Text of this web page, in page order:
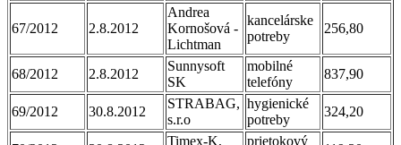
67/2012 2.8.2012
Andrea
Kornošová -
Lichtman
kancelárske
potreby
256,80
68/2012 2.8.2012
Sunnysoft
SK
mobilné
telefóny
837,90
69/2012 30.8.2012
STRABAG,
s.r.o
hygienické
potreby
324,20
Timex-K, prietokový